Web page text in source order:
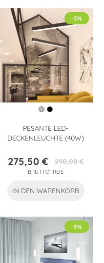
PESANTE LED-
DECKENLEUCHTE (40W)
Preis
275,50 €Verkaufspreis
290,00 €
BRUTTOPREIS
-5%
IN DEN WARENKORB
-5%